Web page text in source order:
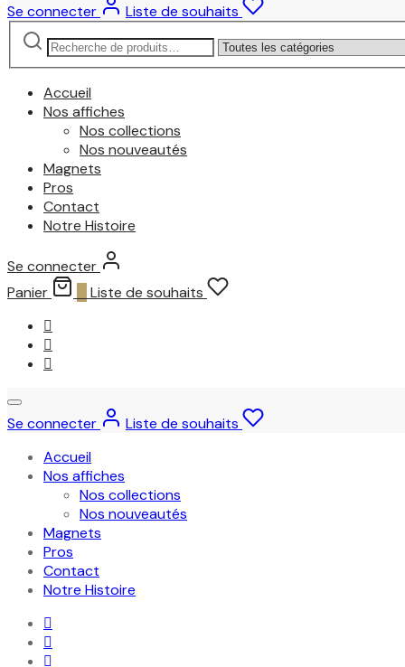
Se connecter
Liste de souhaits
Recherche
pour :
Narrow
by
category:
Accueil
Nos affiches
Nos collections
Nos nouveautés
Magnets
Pros
Contact
Notre Histoire
Se connecter
Panier
Liste de souhaits
Se connecter
Liste de souhaits
Accueil
Nos affiches
Nos collections
Nos nouveautés
Magnets
Pros
Contact
Notre Histoire